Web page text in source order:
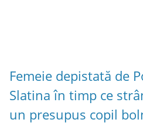
Femeie depistată de
Slatina în timp ce
un presupus copil